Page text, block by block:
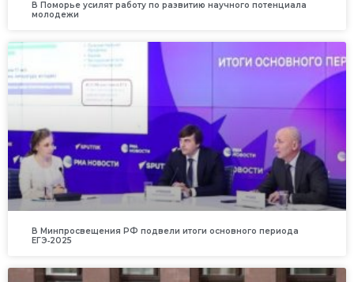
В Поморье усилят работу по развитию научного потенциала
молодежи
В Минпросвещения РФ подвели итоги основного периода
ЕГЭ‑2025